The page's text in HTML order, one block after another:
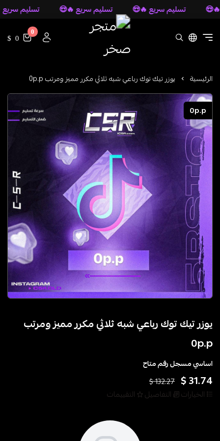
تسليم سريع 🔥😍 تسليم سريع 🔥😍 تسليم سريع
متجر صخر
0
0 $
الرئيسية يوزر تيك توك رباعي شبه ثلاثي مكرر مميز ومرتب 0p.p
0p.p
يوزر تيك توك رباعي شبه ثلاثي مكرر مميز ومرتب
0p.p
اساسي مسجل رقم متاح
31.74 $
132.27 $
الخيارات
التفاصيل التقييمات